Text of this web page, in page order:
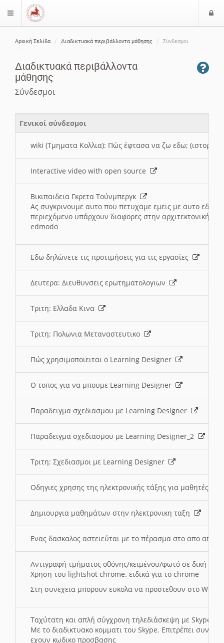
$langMenu
Αρχική Σελίδα Διαδικτυακά περιβάλλοντα μάθησης Σύνδεσμοι
Διαδικτυακά περιβάλλοντα
μάθησης
Σύνδεσμοι
Γενικοί σύνδεσμοι
wiki (Τμηματα Κολλια): Πώς έφτασα να ζω εδω; (ιστορια)
Interactive video with open source
Βικιπαιδεια Γκρετα Τούνμπεργκ
Ας συγκρινουμε αυτο που πετυχαμε εμεις με αυτο εδω
περιεχόμενο υπάρχουν διαφορες στην αρχιτεκτονική
edmodo
Εδω δηλώνετε τις προτιμήσεις για τις εργασίες
Δευτερα: Διευθυνσεις ερωτηματολογιων
Τριτη: Ελλαδα Κινα
Τριτη: Πολωνια Μεταναστευτικο
Πώς χρησιμοποιειται ο Learning Designer
O τοπος για να μπουμε Learning Designer
Παραδειγμα σχεδιασμου με Learning Designer
Παραδειγμα σχεδιασμου με Learning Designer_2
Τριτη: Σχεδιασμοι με Learning Designer
Οδηγιες χρησης της ηλεκτρονικής τάξης για μαθητές
Δημιουργια μαθημάτων στην ηλεκτρονικη ταξη
Ενας δασκαλος αστειεύται με το πέρασμα στο απο
Αντιγραφή τμήματος οθόνης/κειμένου/φωτό σε δική
Χρηση του lightshot chrome. ειδικά για το chrome
Στη συνεχεια μπορουν ευκολα να προστεθουν στο Word
Ταχύτατη και απλή σύγχρονη τηλεδιάσκεψη με Skype
Με το διαδικτυακο κομματι του Skype. Επιτρέπει
εχουν κωδικο προσβασης